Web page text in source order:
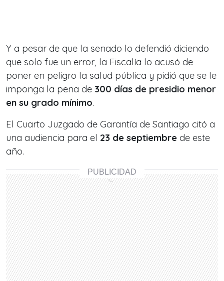
Y a pesar de que la senado lo defendió diciendo
que solo fue un error, la Fiscalía lo acusó de
poner en peligro la salud pública y pidió que se le
imponga la pena de 300 días de presidio menor
en su grado mínimo.
El Cuarto Juzgado de Garantía de Santiago citó a
una audiencia para el 23 de septiembre de este
año.